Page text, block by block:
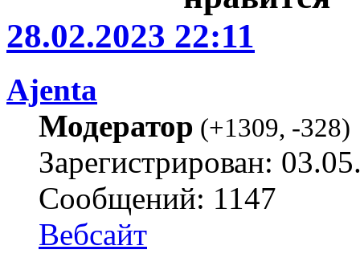
28.02.2023 22:11
Ajenta
Модератор (+1309, -328)
Зарегистрирован:
Сообщений: 1147
Вебсайт